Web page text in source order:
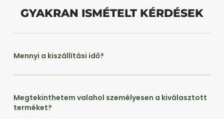
GYAKRAN ISMÉTELT KÉRDÉSEK
Mennyi a kiszállítási idő?
Megtekinthetem valahol személyesen a kiválasztott
terméket?